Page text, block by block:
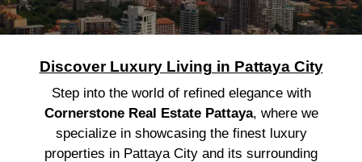
Discover Luxury Living in Pattaya City
Step into the world of refined elegance with
Cornerstone Real Estate Pattaya, where we
specialize in showcasing the finest luxury
properties in Pattaya City and its surrounding